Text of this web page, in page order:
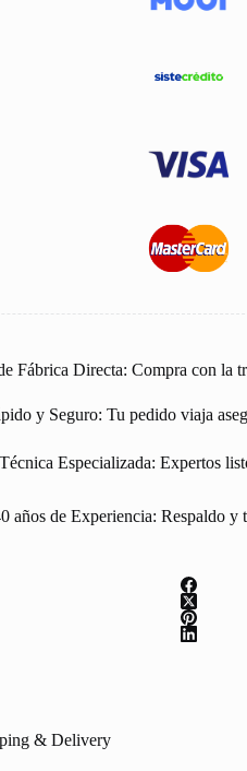
Fábrica Directa: Compra con la
y Seguro: Tu pedido viaja
Especializada: Expertos
años de Experiencia: Respaldo y
& Delivery